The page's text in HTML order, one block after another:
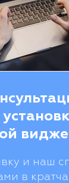
и наш
в